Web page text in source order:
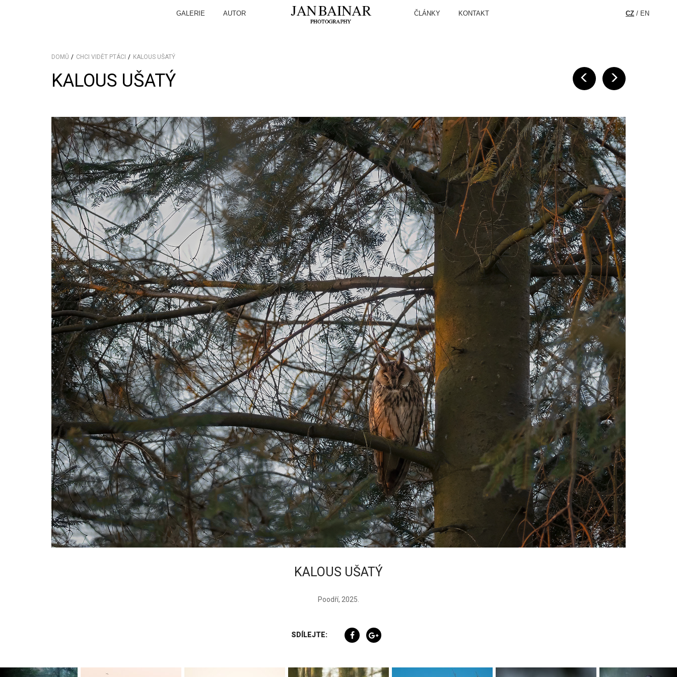
GALERIE AUTOR ČLÁNKY KONTAKT CZ / EN
DOMŮ CHCI VIDĚT PTÁCI KALOUS UŠATÝ
KALOUS UŠATÝ
KALOUS UŠATÝ
Poodří, 2025.
SDÍLEJTE: